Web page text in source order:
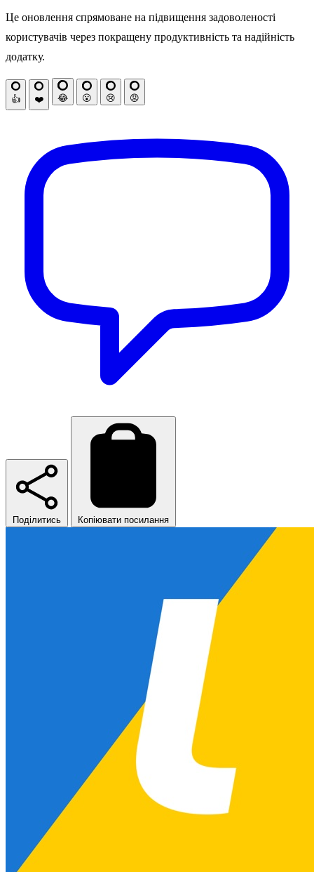
Це оновлення спрямоване на підвищення задоволеності
користувачів через покращену продуктивність та надійність
додатку.
👍 ❤️ 😂 😮 😢 😡
Поділитись Копіювати посилання